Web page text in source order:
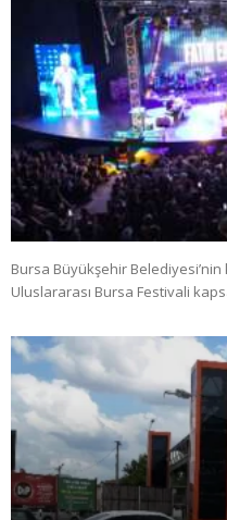
Bursa Büyükşehir
Uluslararası Bursa Festivali